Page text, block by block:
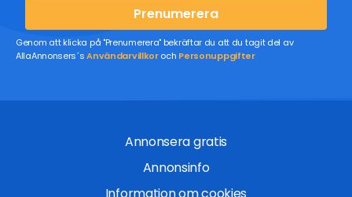
Prenumerera
Genom att klicka på "Prenumerera" bekräftar du att du tagit del av
AllaAnnonsers´sAnvändarvillkoroch Personuppgifter
Annonsera gratis
Annonsinfo